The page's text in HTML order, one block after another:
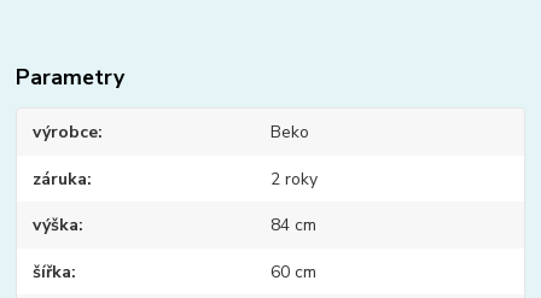
Parametry
výrobce Beko
záruka 2 roky
výška 84 cm
šířka 60 cm